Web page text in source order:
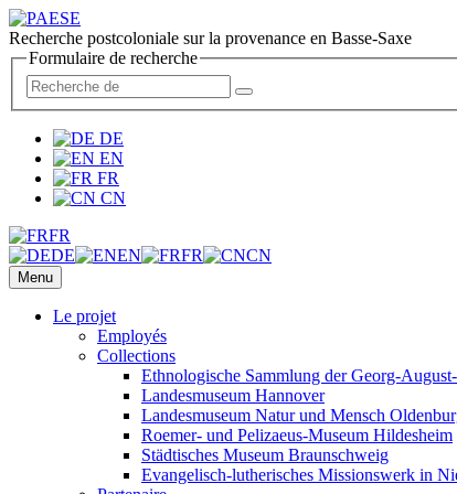
Recherche postcoloniale sur la provenance en Basse-Saxe
Formulaire de recherche
DE
EN
FR
CN
FR
DE
EN FR CN
Menu
Le projet
Employés
Collections
Ethnologische Sammlung der Georg-
Landesmuseum Hannover
Landesmuseum Natur und Mensch
Roemer- und Pelizaeus-Museum Hildesheim
Städtisches Museum Braunschweig
Evangelisch-lutherisches Missionswerk in